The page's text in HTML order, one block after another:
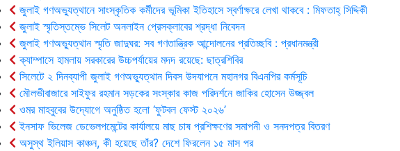
জুলাই গণঅভ্যুত্থানে সাংস্কৃতিক কর্মীদের ভূমিকা ইতিহাসে স্বর্ণাক্ষরে লেখা থাকবে : মিফতাহ্ সিদ্দিকী
জুলাই স্মৃতিস্তম্ভে সিলেট অনলাইন প্রেসক্লাবের শ্রদ্ধা নিবেদন
জুলাই গণঅভ্যুত্থান স্মৃতি জাদুঘর: সব গণতান্ত্রিক আন্দোলনের প্রতিচ্ছবি : প্রধানমন্ত্রী
ক্যাম্পাসে হামলায় সরকারের উচ্চপর্যায়ের মদদ রয়েছে: ছাত্রশিবির
সিলেটে ২ দিনব্যাপী জুলাই গণঅভ্যুত্থান দিবস উদযাপনে মহানগর বিএনপির কর্মসূচি
মৌলভীবাজারে সাইফুর রহমান সড়কের সংস্কার কাজ পরিদর্শনে জাকির হোসেন উজ্জ্বল
ওমর মাহবুবের উদ্যোগে অনুষ্ঠিত হলো ‘ফুটবল ফেস্ট ২০২৬’
ইনসাফ ভিলেজ ডেভেলপমেন্টের কার্যালয়ে মাছ চাষ প্রশিক্ষণের সমাপনী ও সনদপত্র বিতরণ
অসুস্থ ইলিয়াস কাঞ্চন, কী হয়েছে তাঁর? দেশে ফিরলেন ১৫ মাস পর